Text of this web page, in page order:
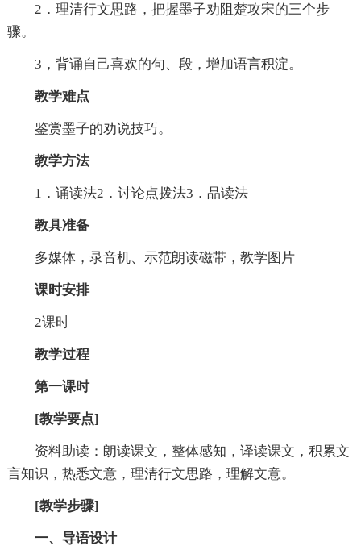
2．理清行文思路，把握墨子劝阻楚攻宋的三个步
骤。
3，背诵自己喜欢的句、段，增加语言积淀。
教学难点
鉴赏墨子的劝说技巧。
教学方法
1．诵读法2．讨论点拨法3．品读法
教具准备
多媒体，录音机、示范朗读磁带，教学图片
课时安排
2课时
教学过程
第一课时
[教学要点]
资料助读：朗读课文，整体感知，译读课文，积累文
言知识，热悉文意，理清行文思路，理解文意。
[教学步骤]
一、导语设计